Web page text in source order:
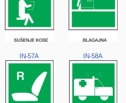
IN-57A IN-58A